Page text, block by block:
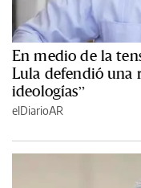
En medio de la
Lula defendió una
ideologías”
elDiarioAR